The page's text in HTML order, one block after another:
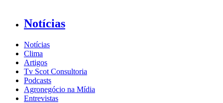
Notícias
Notícias
Clima
Artigos
Tv Scot Consultoria
Podcasts
Agronegócio na Mídia
Entrevistas